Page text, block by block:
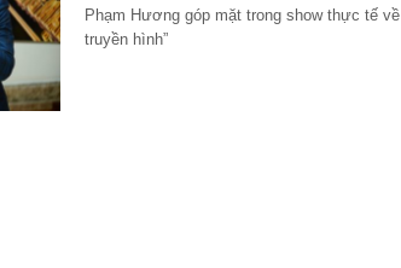
Phạm Hương góp mặt trong show thực tế
truyền hình”